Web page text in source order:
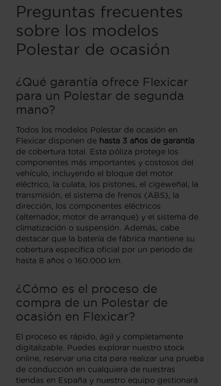
Preguntas frecuentes
sobre los modelos
Polestar de ocasión
¿Qué garantía ofrece Flexicar
para un Polestar de segunda
mano?
Todos los modelos Polestar de ocasión en
Flexicar disponen de hasta 3 años de garantía
de cobertura total. Esta póliza protege los
componentes más importantes y costosos del
vehículo, incluyendo el bloque del motor
eléctrico, la culata, los pistones, el cigeweñal, la
transmisión, el sistema de frenos (ABS), la
dirección, los componentes eléctricos
(alternador, motor de arranque) y el sistema de
climatización o suspensión. Además, cabe
destacar que la batería de fábrica mantiene su
cobertura específica oficial por un periodo de
hasta 8 años o 160.000 km.
¿Cómo es el proceso de
compra de un Polestar de
ocasión en Flexicar?
El proceso es rápido, ágil y completamente
digitalizable. Puedes explorar nuestro stock
online, reservar una cita para realizar una prueba
de conducción en cualquiera de nuestras
tiendas en España y nuestro equipo gestionará